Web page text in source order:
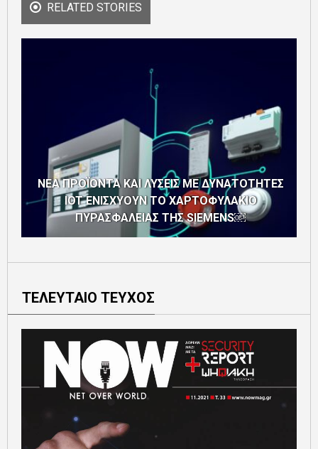
RELATED STORIES
ΝΕΑ ΠΡΟΪΟΝΤΑ ΚΑΙ ΛΥΣΕΙΣ ΜΕ ΔΥΝΑΤΟΤΗΤΕΣ
IOT ΕΝΙΣΧΥΟΥΝ ΤΟ ΧΑΡΤΟΦΥΛΑΚΙΟ
ΠΥΡΑΣΦΑΛΕΙΑΣ ΤΗΣ SIEMENS￼
ΤΕΛΕΥΤΑΙΟ ΤΕΥΧΟΣ